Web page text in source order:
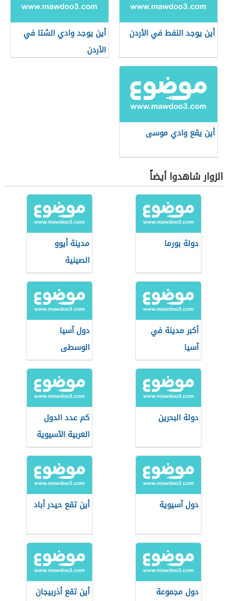
أين يوجد النفط في الأردن
أين يوجد وادي الشتا في
الأردن
أين يقع وادي موسى
الزوار شاهدوا أيضاً
دولة بورما
مدينة أيوو
الصينية
أكبر مدينة في
آسيا
دول آسيا
الوسطى
دولة البحرين
كم عدد الدول
العربية الآسيوية
دول آسيوية أين تقع حيدر أباد
دول مجموعة
أين تقع أذربيجان